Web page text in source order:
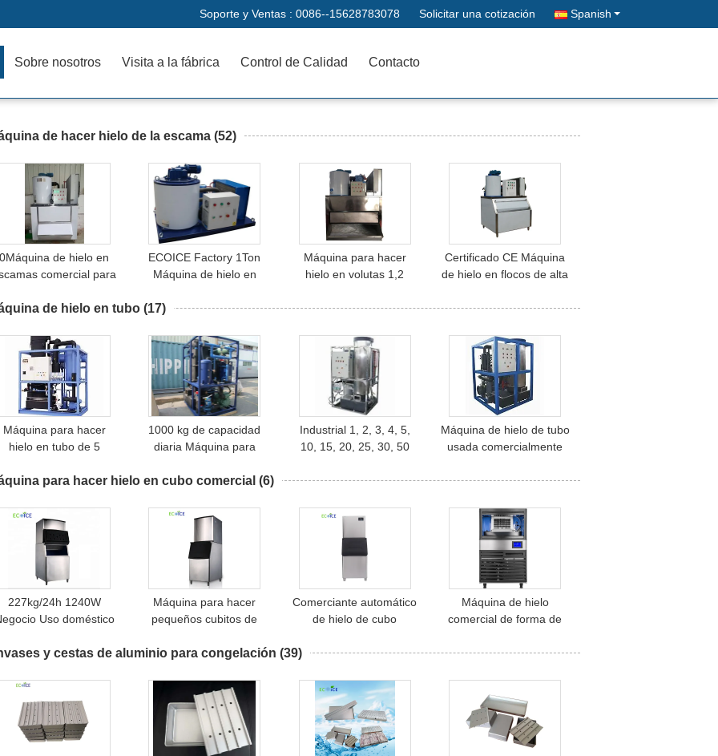
Soporte y Ventas : 0086--15628783078 Solicitar una cotización Spanish
Sobre nosotros Visita a la fábrica Control de Calidad Contacto
de hacer hielo de la escama (52)
0Máquina de hielo en
comercial para
ECOICE Factory 1Ton
Máquina de hielo en
almacenamiento de hielo
Máquina para hacer
hielo en volutas 1,2
Máquina de hielo en
Precio
Certificado CE Máquina
de hielo en flocos de alta
de hielo en tubo (17)
Máquina para hacer
hielo en tubo de 5
con sistema de
refrigeración y
conservación
1000 kg de capacidad
diaria Máquina para
Industrial 1, 2, 3, 4, 5,
10, 15, 20, 25, 30, 50
la planta de precio de
máquina de hielo
Máquina de hielo de tubo
usada comercialmente
hielo
para hacer hielo en cubo comercial (6)
227kg/24h 1240W
Uso doméstico
Seco Tipo de hielo de
hacer cubos de hielo,
máquina de hielo
Máquina para hacer
pequeños cubitos de
Máquina para hacer
Comerciante automático
de hielo de cubo
Máquina de hielo
comercial de forma de
hielo diferente 160kg/24h
y cestas de aluminio para congelación (39)